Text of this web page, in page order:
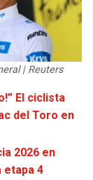
| Reuters
El ciclista
del Toro en
2026 en
etapa 4